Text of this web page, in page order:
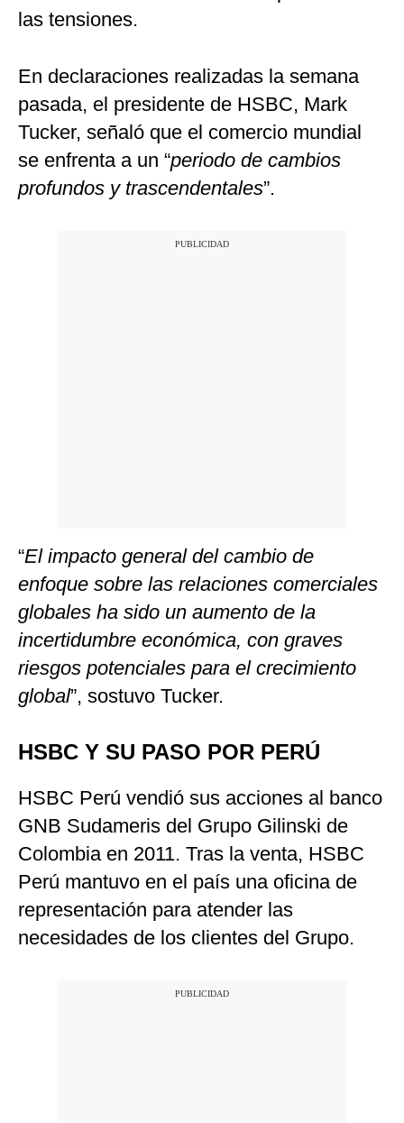
las tensiones.
En declaraciones realizadas la semana
pasada, el presidente de HSBC, Mark
Tucker, señaló que el comercio mundial
se enfrenta a un “periodo de cambios
profundos y trascendentales”.
“El impacto general del cambio de
enfoque sobre las relaciones comerciales
globales ha sido un aumento de la
incertidumbre económica, con graves
riesgos potenciales para el crecimiento
global”, sostuvo Tucker.
HSBC Y SU PASO POR PERÚ
HSBC Perú vendió sus acciones al banco
GNB Sudameris del Grupo Gilinski de
Colombia en 2011. Tras la venta, HSBC
Perú mantuvo en el país una oficina de
representación para atender las
necesidades de los clientes del Grupo.